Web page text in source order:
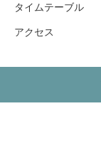
タイムテーブル
アクセス